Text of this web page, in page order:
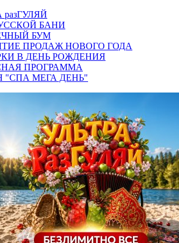
разГУЛЯЙ
БАНИ
БУМ
ПРОДАЖ НОВОГО ГОДА
В ДЕНЬ РОЖДЕНИЯ
ПРОГРАММА
"СПА МЕГА ДЕНЬ"